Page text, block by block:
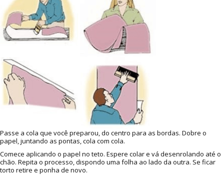
Passe a cola que você preparou, do centro para as bordas. Dobre o
papel, juntando as pontas, cola com cola.
Comece aplicando o papel no teto. Espere colar e vá desenrolando até o
chão. Repita o processo, dispondo uma folha ao lado da outra. Se ficar
torto retire e ponha de novo.